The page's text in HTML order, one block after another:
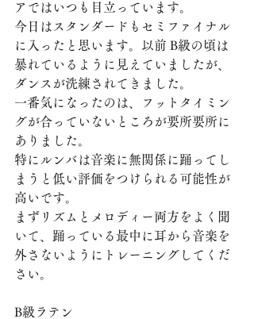
アではいつも目立っています。
今日はスタンダードもセミファイナル
に入ったと思います。以前 B級の頃は
暴れているように見えていましたが、
ダンスが洗練されてきました。
一番気になったのは、フットタイミン
グが合っていないところが要所要所に
ありました。
特にルンバは音楽に無関係に踊ってし
まうと低い評価をつけられる可能性が
高いです。
まずリズムとメロディー両方をよく聞
いて、踊っている最中に耳から音楽を
外さないようにトレーニングしてくだ
さい。
B級ラテン